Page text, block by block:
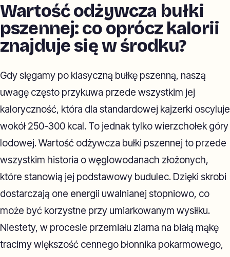
Wartość odżywcza bułki
pszennej: co oprócz kalorii
znajduje się w środku?
Gdy sięgamy po klasyczną bułkę pszenną, naszą
uwagę często przykuwa przede wszystkim jej
kaloryczność, która dla standardowej kajzerki oscyluje
wokół 250-300 kcal. To jednak tylko wierzchołek góry
lodowej. Wartość odżywcza bułki pszennej to przede
wszystkim historia o węglowodanach złożonych,
które stanowią jej podstawowy budulec. Dzięki skrobi
dostarczają one energii uwalnianej stopniowo, co
może być korzystne przy umiarkowanym wysiłku.
Niestety, w procesie przemiału ziarna na białą mąkę
tracimy większość cennego błonnika pokarmowego,